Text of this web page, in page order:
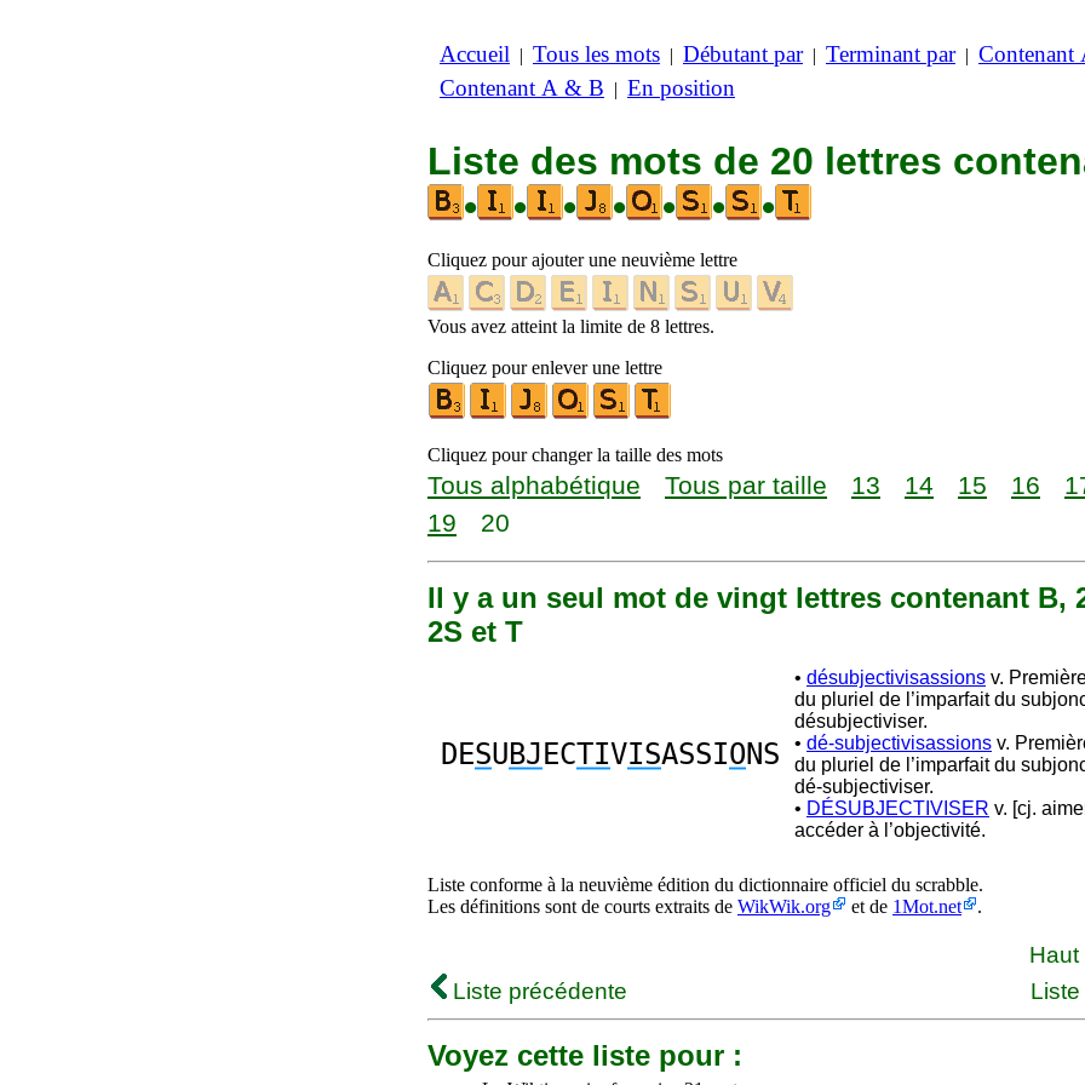
Accueil | Tous les mots | Débutant par| Terminant par| Contenant
Contenant A & B | En position
Liste des mots de 20 lettres
•
• • • • • •
Cliquez pour ajouter une neuvième lettre
Vous avez atteint la limite de 8 lettres.
Cliquez pour enlever une lettre
Cliquez pour changer la taille des mots
Tous alphabétique Tous par taille 13 14 15 16
19
20
Il y a un seul mot de vingt lettres contenant B,
2S et T
DESUBJ ECTIVISASSIONS
• désubjectivisassions v.
du pluriel de l’imparfait du
désubjectiviser.
• dé-subjectivisassions v.
du pluriel de l’imparfait du
dé-subjectiviser.
• DÉSUBJECTIVISER v. [cj.
accéder à l’objectivité.
Liste conforme à la neuvième édition du dictionnaire officiel du scrabble.
Les définitions sont de courts extraits de WikWik.org et de 1Mot.net .
Haut
Liste précédente
Voyez cette liste pour :